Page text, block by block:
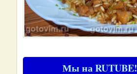
Мы на RUTUBE!